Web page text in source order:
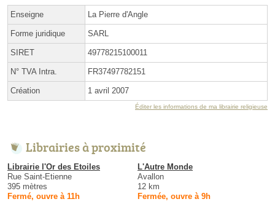
Enseigne La Pierre d'Angle
Forme juridique SARL
SIRET 49778215100011
N° TVA Intra. FR37497782151
Création 1 avril 2007
Éditer les informations de ma librairie religieuse
Librairies à proximité
Librairie l'Or des Etoiles
Rue Saint-Etienne
395 mètres
Fermé, ouvre à 11h
L'Autre Monde
Avallon
12 km
Fermée, ouvre à 9h